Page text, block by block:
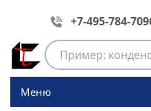
+7-495-784-
Меню